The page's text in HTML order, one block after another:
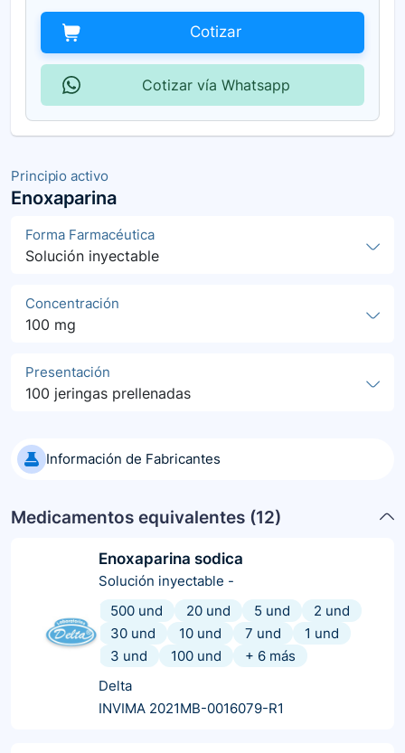
Principio activo
Enoxaparina
Forma Farmacéutica
Solución inyectable
Concentración
100 mg
Presentación
100 jeringas prellenadas
Información de Fabricantes
Medicamentos equivalentes (12)
Enoxaparina sodica
Solución inyectable -
500 und
20 und 5 und
2 und
30 und
10 und 7 und
1 und
3 und
100 und + 6 más
Delta
INVIMA 2021MB-0016079-R1
Cotizar
Cotizar vía Whatsapp